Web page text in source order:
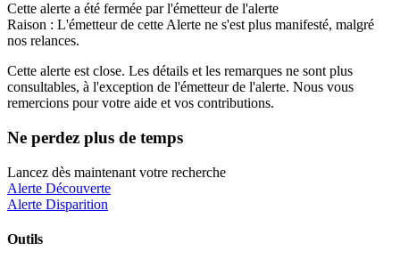
Cette alerte a été fermée par l'émetteur de l'alerte
Raison : L'émetteur de cette Alerte ne s'est plus manifesté, malgré
nos relances.
Cette alerte est close. Les détails et les remarques ne sont plus
consultables, à l'exception de l'émetteur de l'alerte. Nous vous
remercions pour votre aide et vos contributions.
Ne perdez plus de temps
Lancez dès maintenant votre recherche
Alerte Découverte
Alerte Disparition
Outils